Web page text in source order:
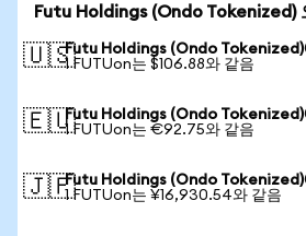
Futu Holdings (Ondo Tokenized)
🇺🇸Futu Holdings (Ondo Tokenized)
1 FUTUon는 $106.88와 같음
🇪🇺Futu Holdings (Ondo Tokenized)
1 FUTUon는 €92.75와 같음
🇯🇵Futu Holdings (Ondo Tokenized)
1 FUTUon는 ¥16,930.54와 같음